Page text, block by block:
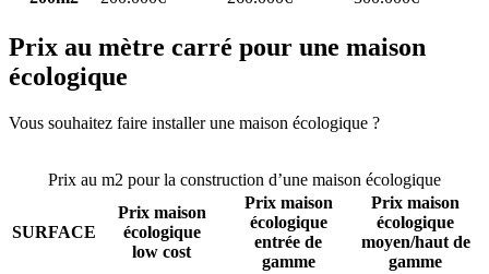
Prix au mètre carré pour une maison
écologique
Vous souhaitez faire installer une maison écologique ?
Prix au m2 pour la construction d’une maison écologique
SURFACE
Prix maison
écologique
low cost
Prix maison
écologique
entrée de
gamme
Prix maison
écologique
moyen/haut de
gamme